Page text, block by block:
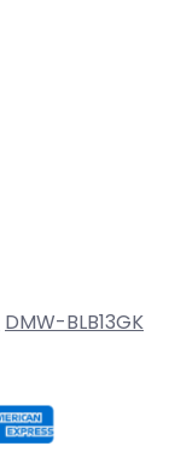
DMW-BLB13GK